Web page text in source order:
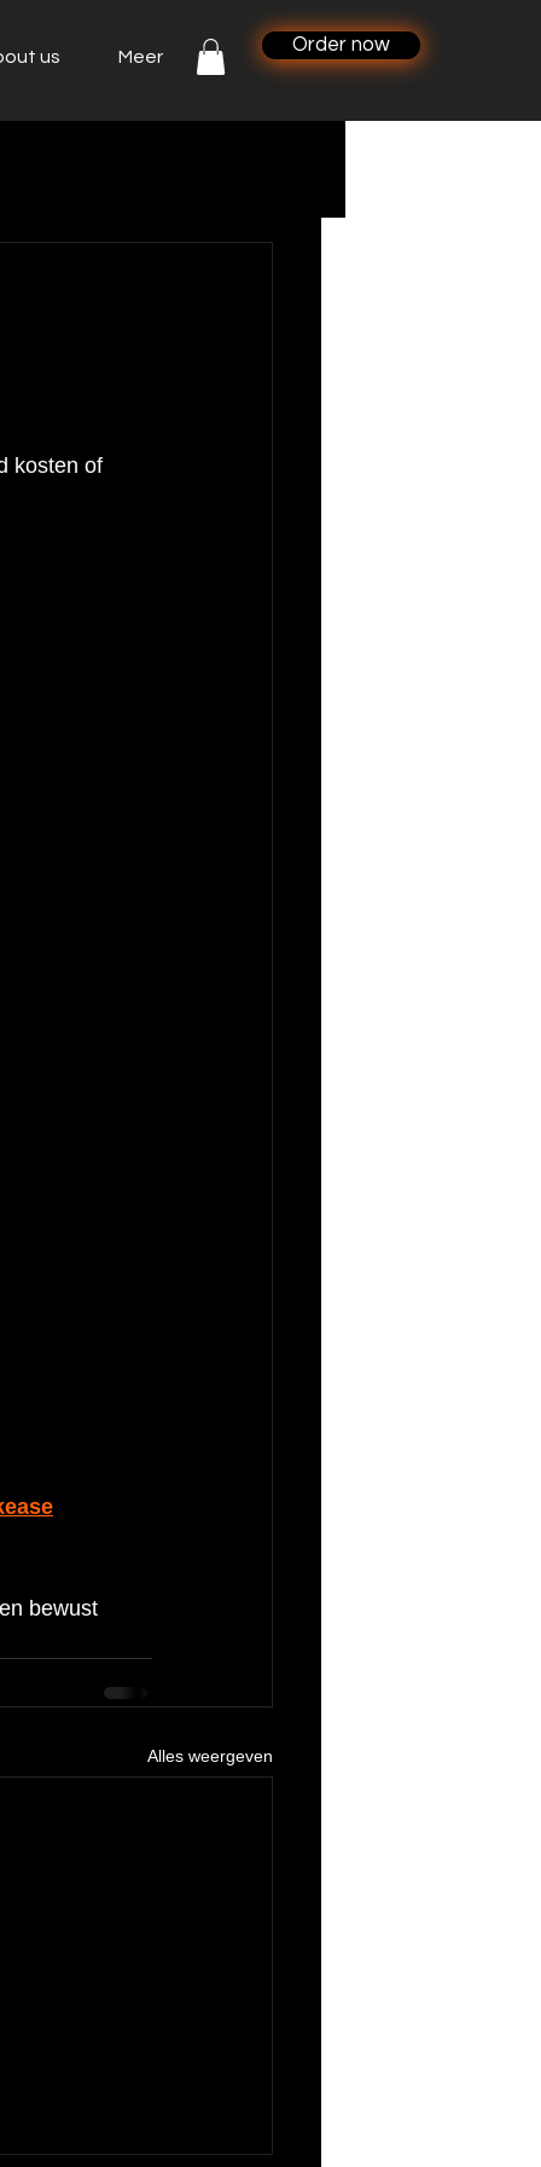
us Meer
Order now
kosten of
bewust
Alles weergeven